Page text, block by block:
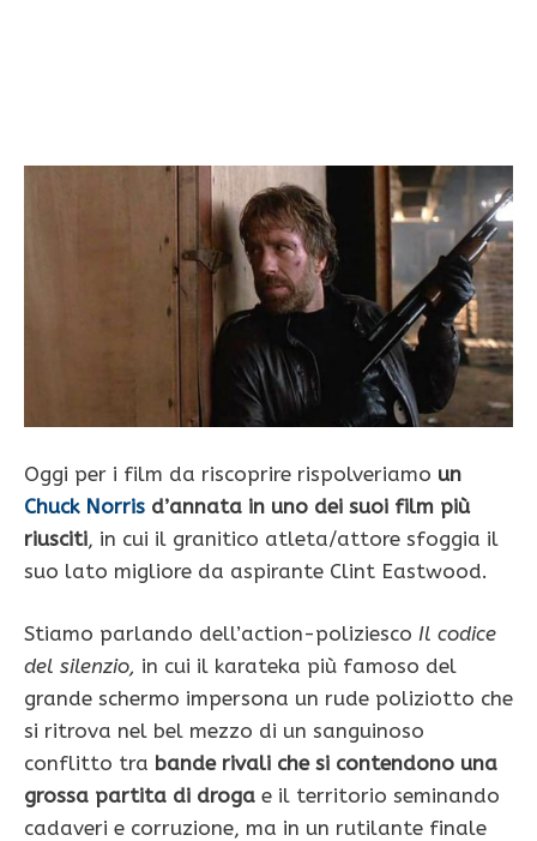
Oggi per i film da riscoprire rispolveriamo un
Chuck Norris d’annata in uno dei suoi film più
riusciti, in cui il granitico atleta/attore sfoggia il
suo lato migliore da aspirante Clint Eastwood.
Stiamo parlando dell’action-poliziesco Il codice
del silenzio, in cui il karateka più famoso del
grande schermo impersona un rude poliziotto che
si ritrova nel bel mezzo di un sanguinoso
conflitto tra bande rivali che si contendono una
grossa partita di droga e il territorio seminando
cadaveri e corruzione, ma in un rutilante finale